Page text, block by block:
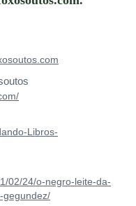
Libros-
02/24/o-negro-leite-da-
gegundez/